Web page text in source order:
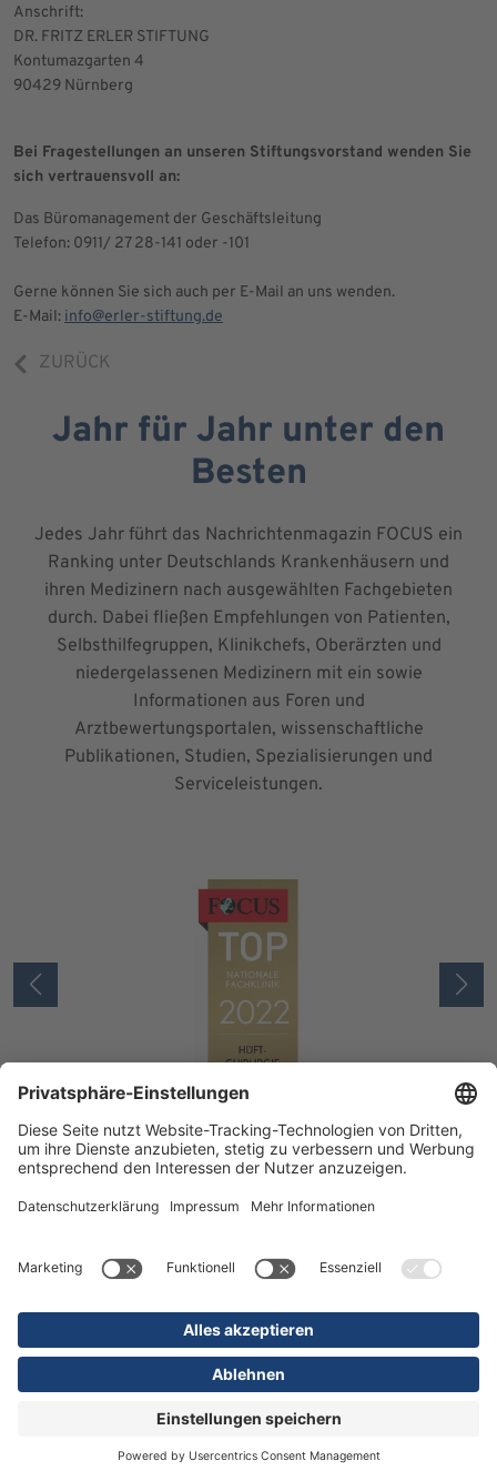
Anschrift:
DR. FRITZ ERLER STIFTUNG
Kontumazgarten 4
90429 Nürnberg
Bei Fragestellungen an unseren Stiftungsvorstand wenden Sie
sich vertrauensvoll an:
Das Büromanagement der Geschäftsleitung
Telefon: 0911/ 27 28-141 oder -101
Gerne können Sie sich auch per E-Mail an uns wenden.
E-Mail: info@erler-stiftung.de
ZURÜCK
Jahr für Jahr unter den
Besten
Jedes Jahr führt das Nachrichtenmagazin FOCUS ein
Ranking unter Deutschlands Krankenhäusern und
ihren Medizinern nach ausgewählten Fachgebieten
durch. Dabei fließen Empfehlungen von Patienten,
Selbsthilfegruppen, Klinikchefs, Oberärzten und
niedergelassenen Medizinern mit ein sowie
Informationen aus Foren und
Arztbewertungsportalen, wissenschaftliche
Publikationen, Studien, Spezialisierungen und
Serviceleistungen.